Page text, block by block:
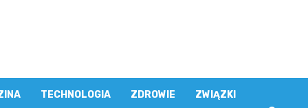
TECHNOLOGIA ZDROWIE ZWIĄZKI